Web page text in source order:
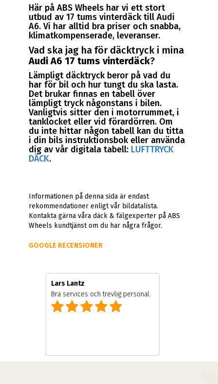
Här på ABS Wheels har vi ett stort
utbud av 17 tums vinterdäck till Audi
A6. Vi har alltid bra priser och snabba,
klimatkompenserade, leveranser.
Vad ska jag ha för däcktryck i mina
Audi A6 17 tums vinterdäck?
Lämpligt däcktryck beror på vad du
har för bil och hur tungt du ska lasta.
Det brukar finnas en tabell över
lämpligt tryck någonstans i bilen.
Vanligtvis sitter den i motorrummet, i
tanklocket eller vid förardörren. Om
du inte hittar någon tabell kan du titta
i din bils instruktionsbok eller använda
dig av vår digitala tabell: LUFTTRYCK
DÄCK.
Informationen på denna sida är endast
rekommendationer enligt vår bildatalista.
Kontakta gärna våra däck & fälgexperter på ABS
Wheels kundtjänst om du har några frågor.
GOOGLE RECENSIONER
Lars Lantz
Bra services och trevlig personal.